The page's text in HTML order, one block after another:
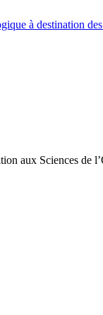
à destination
aux Sciences de